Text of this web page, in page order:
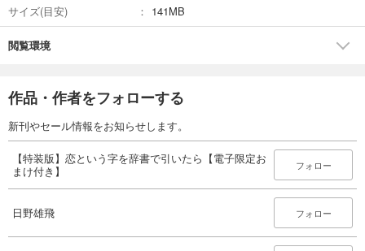
サイズ(目安)
141MB
閲覧環境
作品・作者をフォローする
新刊やセール情報をお知らせします。
【特装版】恋という字を辞書で引いたら【電子限定お
まけ付き】
フォロー
日野雄飛 フォロー